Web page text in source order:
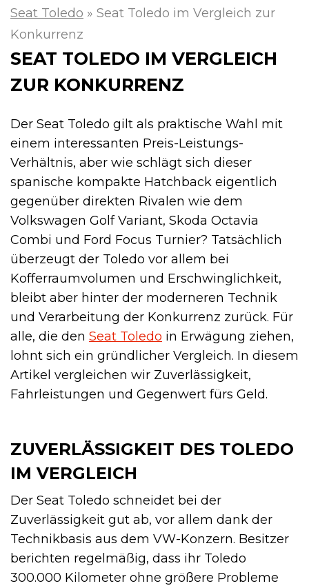
Seat Toledo » Seat Toledo im Vergleich zur
Konkurrenz
SEAT TOLEDO IM VERGLEICH
ZUR KONKURRENZ
Der Seat Toledo gilt als praktische Wahl mit
einem interessanten Preis-Leistungs-
Verhältnis, aber wie schlägt sich dieser
spanische kompakte Hatchback eigentlich
gegenüber direkten Rivalen wie dem
Volkswagen Golf Variant, Skoda Octavia
Combi und Ford Focus Turnier? Tatsächlich
überzeugt der Toledo vor allem bei
Kofferraumvolumen und Erschwinglichkeit,
bleibt aber hinter der moderneren Technik
und Verarbeitung der Konkurrenz zurück. Für
alle, die den Seat Toledo in Erwägung ziehen,
lohnt sich ein gründlicher Vergleich. In diesem
Artikel vergleichen wir Zuverlässigkeit,
Fahrleistungen und Gegenwert fürs Geld.
ZUVERLÄSSIGKEIT DES TOLEDO
IM VERGLEICH
Der Seat Toledo schneidet bei der
Zuverlässigkeit gut ab, vor allem dank der
Technikbasis aus dem VW-Konzern. Besitzer
berichten regelmäßig, dass ihr Toledo
300.000 Kilometer ohne größere Probleme